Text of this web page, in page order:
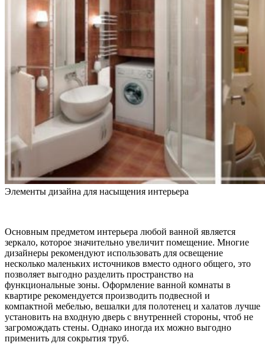
Элементы дизайна для насыщения интерьера
Основным предметом интерьера любой ванной является
зеркало, которое значительно увеличит помещение. Многие
дизайнеры рекомендуют использовать для освещение
несколько маленьких источников вместо одного общего, это
позволяет выгодно разделить пространство на
функциональные зоны. Оформление ванной комнаты в
квартире рекомендуется производить подвесной и
компактной мебелью, вешалки для полотенец и халатов лучше
установить на входную дверь с внутренней стороны, чтоб не
загромождать стены. Однако иногда их можно выгодно
применить для сокрытия труб.